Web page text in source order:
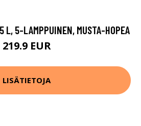
L, 5-LAMPPUINEN, MUSTA-HOPEA
219.9 EUR
LISÄTIETOJA